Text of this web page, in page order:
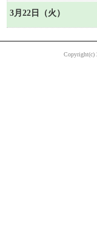
3月22日（火）
Copyright(c)